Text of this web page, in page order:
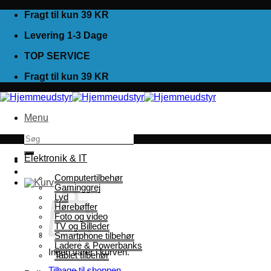
Fortsæt
indhold
Fragt til kun 39 KR
Levering 1-3 Dage
TOP SERVICE
Fragt til kun 39 KR
Menu
Søg
efter:
Ingen varer i kurven.
Elektronik & IT
Computertilbehør
Gaminggrej
Lyd
Hørebøffer
Foto og video
TV og Billeder
Smartphone tilbehør
Ladere & Powerbanks
Tablet tilbehør